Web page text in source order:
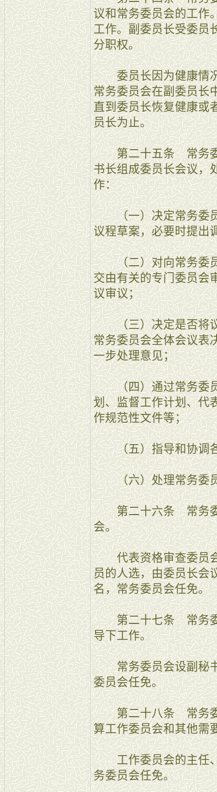
议和常务委员会的工作
工作。副委员长受委员
分职权。
委员长因为健康情况
常务委员会在副委员长
直到委员长恢复健康或
员长为止。
第二十五条 常务委
书长组成委员长会议，
作：
（一）决定常务委员
议程草案，必要时提出
（二）对向常务委员
交由有关的专门委员会
议审议；
（三）决定是否将议
常务委员会全体会议表
一步处理意见；
（四）通过常务委员
划、监督工作计划、代
作规范性文件等；
（五）指导和协调各
（六）处理常务委员
第二十六条 常务委
会。
代表资格审查委员会
员的人选，由委员长会
名，常务委员会任免。
第二十七条 常务委
导下工作。
常务委员会设副秘书
委员会任免。
第二十八条 常务委
算工作委员会和其他需
工作委员会的主任、
务委员会任免。